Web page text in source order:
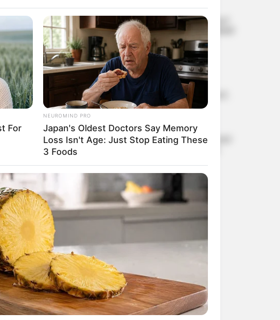
പിന്തുണ ശക്തമാകുന്നു
‘എന്റെ കരിയറിന്റെ
വിജയത്തിന് പിന്നില്‍ വിരാട്
കോഹ്ലി’; കോമണ്‍വെല്‍ത്ത്
സ്വര്‍ണത്തിന് പിന്നാലെ
ഹൃദയം തുറന്ന് ഇന്ത്യന്‍
ബോക്‌സര്‍ സാക്ഷി ചൗധരി
സെന്റ് ലൂയിസ് റാപ്പിഡ്
ആന്‍ഡ് ബ്ലിറ്റ്‌സ്
ടൂര്‍ണമെന്റില്‍ കിരീട
നേട്ടവുമായി ഇന്ത്യന്‍ ചെസ്
രാജാവ് പ്രഗ്നനാനന്ദ;
വ്യാജവിവരം; പാക്
ഓള്‍റൗണ്ടര്‍ ഹംസ നാസറിന്
For
NEUROMIND PRO
Japan's Oldest Doctors Say Memory
Loss Isn't Age: Just Stop Eating These
3 Foods